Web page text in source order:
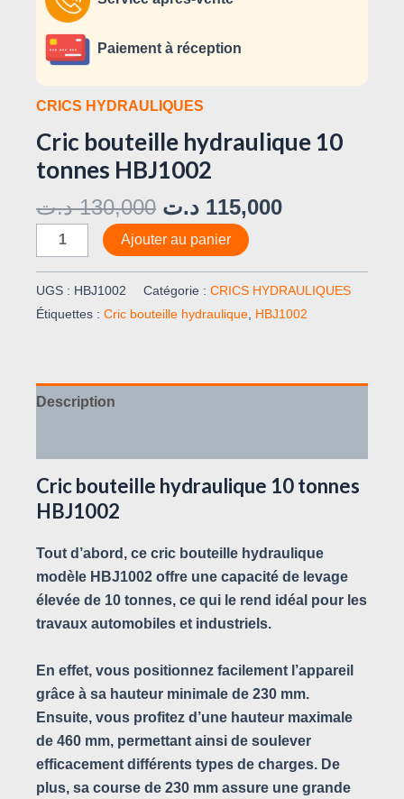
Paiement à réception
CRICS HYDRAULIQUES
Cric bouteille hydraulique 10
tonnes HBJ1002
130,000 د.ت 115,000 د.ت
Ajouter au panier
UGS : HBJ1002 Catégorie : CRICS HYDRAULIQUES
Étiquettes : Cric bouteille hydraulique, HBJ1002
Description
Cric bouteille hydraulique 10 tonnes
HBJ1002
Tout d’abord, ce cric bouteille hydraulique
modèle HBJ1002 offre une capacité de levage
élevée de 10 tonnes, ce qui le rend idéal pour les
travaux automobiles et industriels.
En effet, vous positionnez facilement l’appareil
grâce à sa hauteur minimale de 230 mm.
Ensuite, vous profitez d’une hauteur maximale
de 460 mm, permettant ainsi de soulever
efficacement différents types de charges. De
plus, sa course de 230 mm assure une grande